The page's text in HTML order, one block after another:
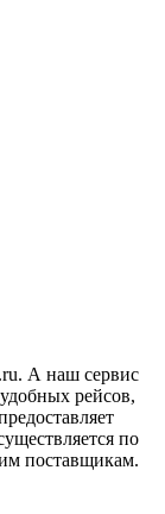
А наш сервис
рейсов,
по
поставщикам.